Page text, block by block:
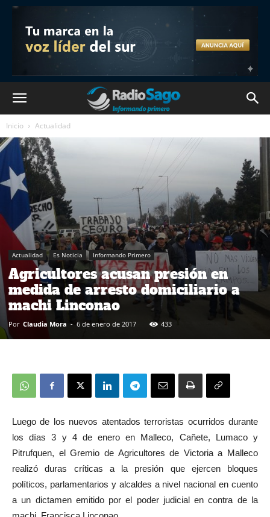
Inicio Actualidad
Actualidad Es Noticia Informando Primero
Agricultores acusan presión en
medida de arresto domiciliario a
machi Linconao
Por Claudia Mora - 6 de enero de 2017 433
Luego de los nuevos atentados terroristas ocurridos durante
los días 3 y 4 de enero en Malleco, Cañete, Lumaco y
Pitrufquen, el Gremio de Agricultores de Victoria a Malleco
realizó duras críticas a la presión que ejercen bloques
políticos, parlamentarios y alcaldes a nivel nacional en cuento
a un dictamen emitido por el poder judicial en contra de la